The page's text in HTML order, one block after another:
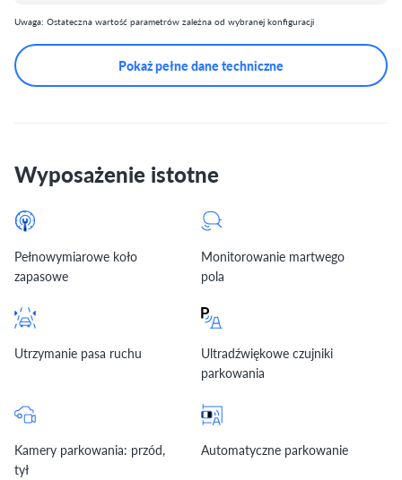
Uwaga: Ostateczna wartość parametrów zależna od wybranej konfiguracji
Pokaż pełne dane techniczne
Wyposażenie istotne
Pełnowymiarowe koło
zapasowe
Monitorowanie martwego
pola
Utrzymanie pasa ruchu
Ultradźwiękowe czujniki
parkowania
Kamery parkowania: przód,
tył
Automatyczne parkowanie